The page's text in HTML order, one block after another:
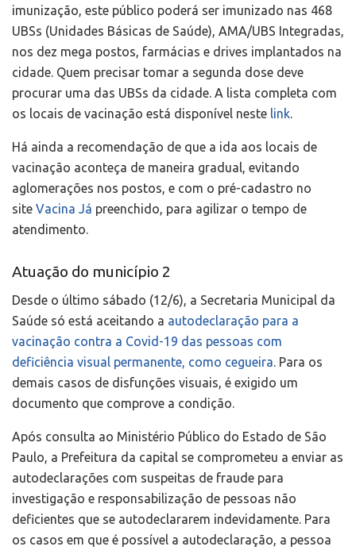
imunização, este público poderá ser imunizado nas 468
UBSs (Unidades Básicas de Saúde), AMA/UBS Integradas,
nos dez mega postos, farmácias e drives implantados na
cidade. Quem precisar tomar a segunda dose deve
procurar uma das UBSs da cidade. A lista completa com
os locais de vacinação está disponível neste link.
Há ainda a recomendação de que a ida aos locais de
vacinação aconteça de maneira gradual, evitando
aglomerações nos postos, e com o pré-cadastro no
site Vacina Já preenchido, para agilizar o tempo de
atendimento.
Atuação do município 2
Desde o último sábado (12/6), a Secretaria Municipal da
Saúde só está aceitando a autodeclaração para a
vacinação contra a Covid-19 das pessoas com
deficiência visual permanente, como cegueira. Para os
demais casos de disfunções visuais, é exigido um
documento que comprove a condição.
Após consulta ao Ministério Público do Estado de São
Paulo, a Prefeitura da capital se comprometeu a enviar as
autodeclarações com suspeitas de fraude para
investigação e responsabilização de pessoas não
deficientes que se autodeclararem indevidamente. Para
os casos em que é possível a autodeclaração, a pessoa